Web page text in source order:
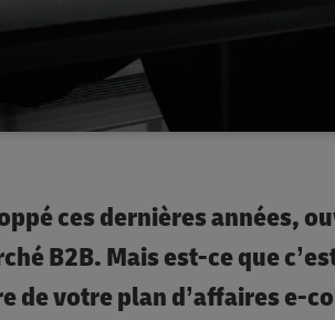
ces dernières années,
B2B. Mais est-ce que
de votre plan d’affaires e-